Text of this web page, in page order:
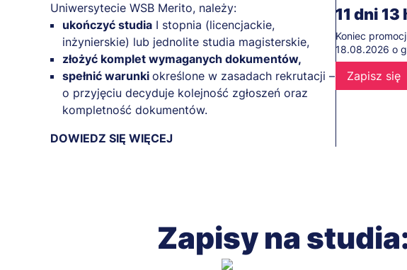
Uniwersytecie WSB Merito, należy:
ukończyć studia I stopnia (licencjackie,
inżynierskie) lub jednolite studia magisterskie,
złożyć komplet wymaganych dokumentów,
spełnić warunki określone w zasadach rekrutacji –
o przyjęciu decyduje kolejność zgłoszeń oraz
kompletność dokumentów.
DOWIEDZ SIĘ WIĘCEJ
11 dni 13
Koniec
18.08.2026 o
Zapisz się
Zapisy na